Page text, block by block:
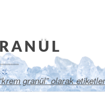
granül” olarak